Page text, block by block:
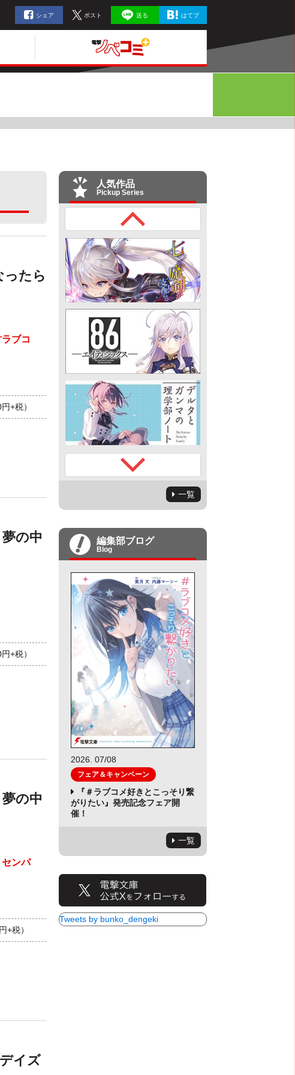
シェア ポスト 送る はてブ
ったら
ブコ
+税）
の中
+税）
の中
センパ
+税）
イズ
人気作品
Pickup Series
一覧
編集部ブログ
Blog
2026. 07/08
フェア＆キャンペーン
『＃ラブコメ好きとこっそり繋
がりたい』発売記念フェア開
催！
一覧
Tweets by bunko_dengeki